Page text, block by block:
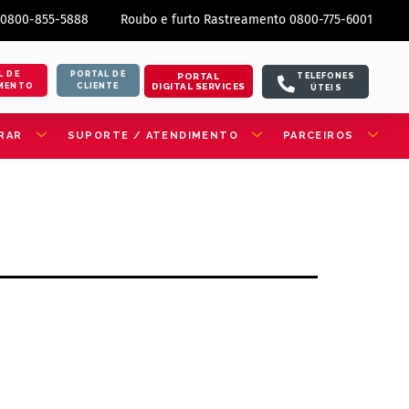
855-5888 Roubo e furto Rastreamento 0800-775-6001
DE
PORTAL DE
CLIENTE
PORTAL
DIGITAL SERVICES
TELEFONES
ÚTEIS
SUPORTE / ATENDIMENTO PARCEIROS